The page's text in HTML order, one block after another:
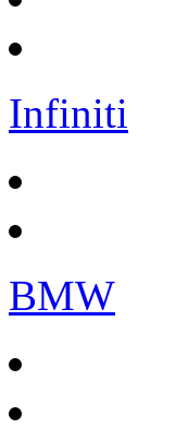
Infiniti
BMW